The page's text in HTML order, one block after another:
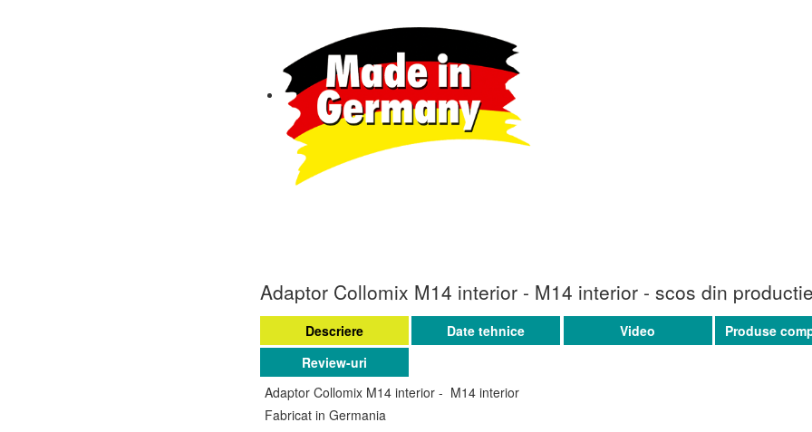
Adaptor Collomix M14 interior - M14 interior - scos din
Descriere
Adaptor Collomix M14 interior - M14 interior
Fabricat in Germania
Date tehnice Video
Produse
Review-uri